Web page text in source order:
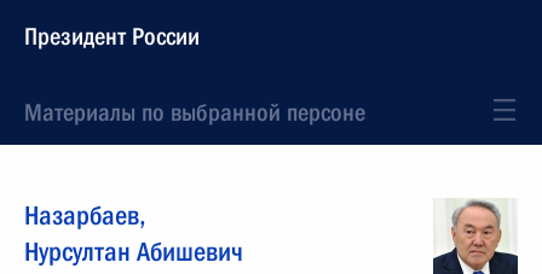
Президент России
Материалы по выбранной персоне
Назарбаев,
Нурсултан Абишевич